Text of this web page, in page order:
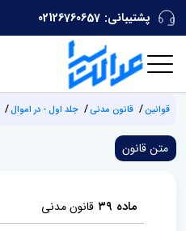
پشتیبانی: 02126760657
قوانین قانون مدنی جلد اول - در اموال
متن قانون
ماده ۳۹ قانون مدنی